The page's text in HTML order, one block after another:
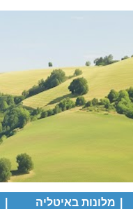
מלונות באיטליה